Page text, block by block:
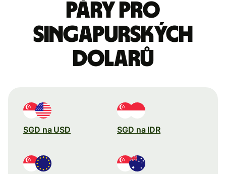
páry pro
singapurských
dolarů
SGD na USD SGD na IDR